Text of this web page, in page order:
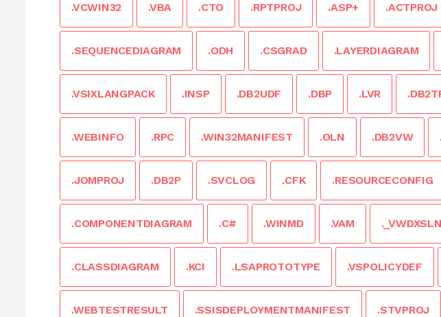
.VCWIN32 .VBA .CTO .RPTPROJ .ASP+ .ACTPROJ
.SEQUENCEDIAGRAM .ODH .CSGRAD .LAYERDIAGRAM
.VSIXLANGPACK .INSP .DB2UDF .DBP .LVR
.WEBINFO .RPC .WIN32MANIFEST .OLN .DB2VW
.JOMPROJ .DB2P .SVCLOG .CFK .RESOURCECONFIG
.COMPONENTDIAGRAM .C# .WINMD .VAM
.CLASSDIAGRAM .KCI .LSAPROTOTYPE .VSPOLICYDEF
.WEBTESTRESULT .SSISDEPLOYMENTMANIFEST .STVPROJ